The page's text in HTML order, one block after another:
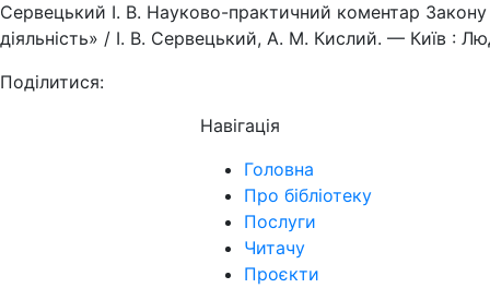
Сервецький І. В. Науково-практичний коментар
діяльність» / І. В. Сервецький, А. М. Кислий. — Київ :
Поділитися:
Навігація
Головна
Про бібліотеку
Послуги
Читачу
Проєкти